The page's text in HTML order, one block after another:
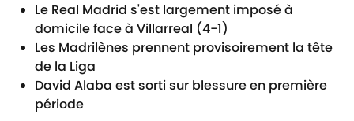
Le Real Madrid s'est largement imposé à
domicile face à Villarreal (4-1)
Les Madrilènes prennent provisoirement la tête
de la Liga
David Alaba est sorti sur blessure en première
période